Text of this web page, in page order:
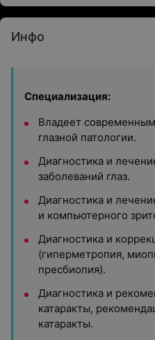
Инфо
Специализация:
Владеет
глазной патологии.
Диагностика и
заболеваний глаз.
Диагностика и
и компьютерного
Диагностика и
(гиперметропия,
пресбиопия).
Диагностика и
катаракты,
катаракты.